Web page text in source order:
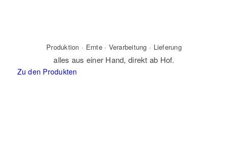
Produktion · Ernte · Verarbeitung · Lieferung
alles aus einer Hand, direkt ab Hof.
Zu den Produkten